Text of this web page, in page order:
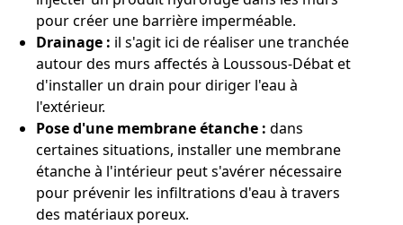
pour créer une barrière imperméable.
Drainage : il s'agit ici de réaliser une tranchée
autour des murs affectés à Loussous-Débat et
d'installer un drain pour diriger l'eau à
l'extérieur.
Pose d'une membrane étanche : dans
certaines situations, installer une membrane
étanche à l'intérieur peut s'avérer nécessaire
pour prévenir les infiltrations d'eau à travers
des matériaux poreux.